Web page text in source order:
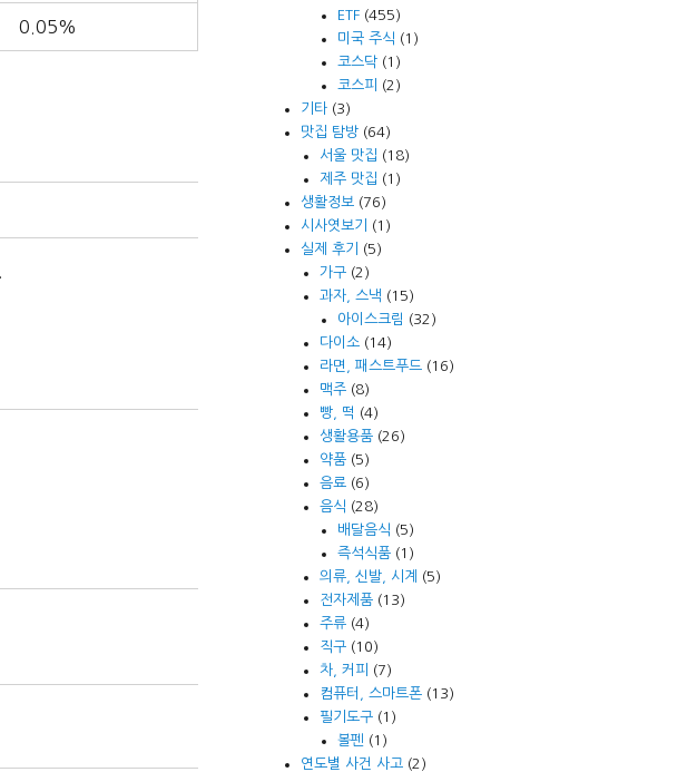
0.05%
ETF(455)
미국 주식 (1)
코스닥(1)
코스피
(2)
기타 (3)
맛집 탐방 (64)
서울 맛집 (18)
제주 맛집 (1)
생활정보 (76)
시사엿보기
(1)
실제 후기
(5)
가구(2)
과자, 스낵 (15)
아이스크림 (32)
다이소(14)
라면, 패스트푸드(16)
맥주(8)
빵, 떡 (4)
생활용품(26)
약품(5)
음료(6)
음식 (28)
배달음식 (5)
즉석식품(1)
의류, 신발, 시계
(5)
전자제품(13)
주류(4)
직구(10)
차, 커피
(7)
컴퓨터, 스마트폰(13)
필기도구(1)
볼펜 (1)
연도별 사건 사고 (2)